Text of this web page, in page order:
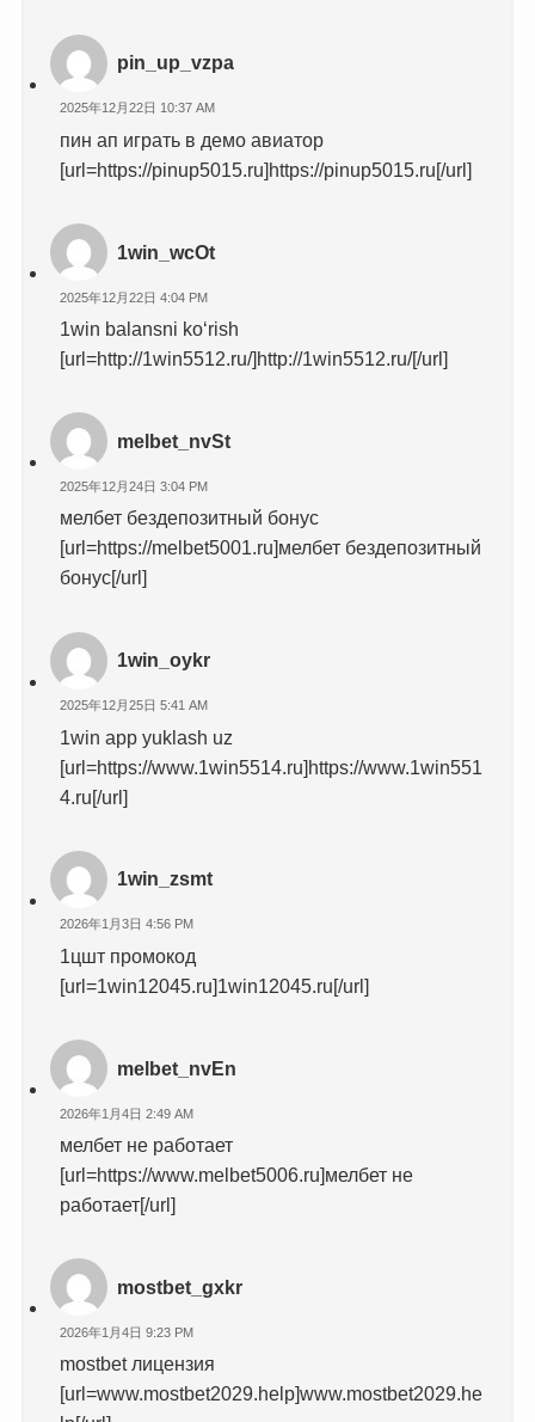
pin_up_vzpa
2025年12月22日 10:37 AM
пин ап играть в демо авиатор
[url=https://pinup5015.ru]https://pinup5015.ru[/url]
1win_wcOt
2025年12月22日 4:04 PM
1win balansni ko‘rish
[url=http://1win5512.ru/]http://1win5512.ru/[/url]
melbet_nvSt
2025年12月24日 3:04 PM
мелбет бездепозитный бонус
[url=https://melbet5001.ru]мелбет бездепозитный
бонус[/url]
1win_oykr
2025年12月25日 5:41 AM
1win app yuklash uz
[url=https://www.1win5514.ru]https://www.1win551
4.ru[/url]
1win_zsmt
2026年1月3日 4:56 PM
1цшт промокод
[url=1win12045.ru]1win12045.ru[/url]
melbet_nvEn
2026年1月4日 2:49 AM
мелбет не работает
[url=https://www.melbet5006.ru]мелбет не
работает[/url]
mostbet_gxkr
2026年1月4日 9:23 PM
mostbet лицензия
[url=www.mostbet2029.help]www.mostbet2029.he